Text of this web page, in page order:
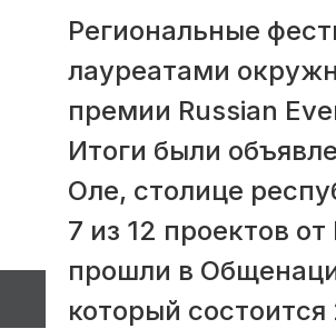
Региональные
лауреатами
премии Russian
Итоги были
Оле, столице
7 из 12 проектов
прошли в
который